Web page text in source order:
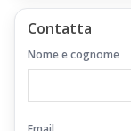
Contatta
Nome e cognome